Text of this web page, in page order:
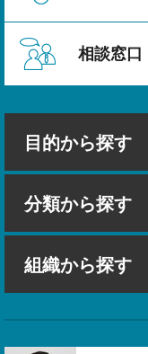
相談窓口
目的から探す
分類から探す
組織から探す